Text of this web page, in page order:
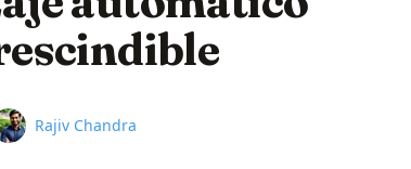
Name
Rajiv Chandra